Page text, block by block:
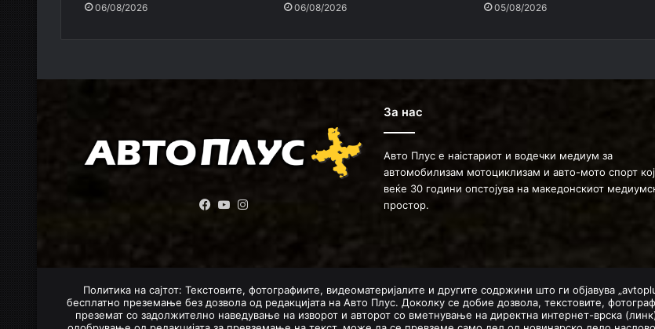
06/08/2026 06/08/2026 05/08/2026
Facebook
YouTube
За нас
Авто Плус е наістариот и водечки медиум за
автомобилизам мотоциклизам и авто-мото спорт кој
веќе 30 години опстојува на македонскиот
простор.
Политика на сајтот: Текстовите, фотографиите, видеоматеријалите и другите содржини што ги објавува
бесплатно преземање без дозвола од редакцијата на Авто Плус. Доколку се добие дозвола, текстовите,
преземат со задолжително наведување на изворот и авторот со вметнување на директна интернет-врска